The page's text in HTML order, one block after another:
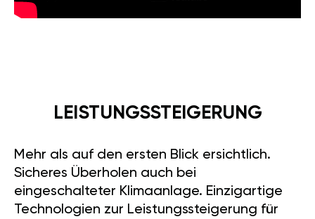
LEISTUNGSSTEIGERUNG
Mehr als auf den ersten Blick ersichtlich.
Sicheres Überholen auch bei
eingeschalteter Klimaanlage. Einzigartige
Technologien zur Leistungssteigerung für